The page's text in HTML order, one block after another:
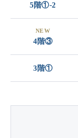
5階①-2
NEW
4階③
3階①